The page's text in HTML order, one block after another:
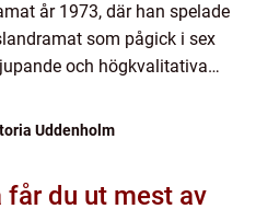
år 1973, där han spelade
som pågick i sex
och högkvalitativa
Uddenholm